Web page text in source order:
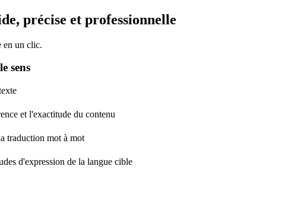
précise et professionnelle
en un clic.
sens
et l'exactitude du contenu
traduction mot à mot
d'expression de la langue cible